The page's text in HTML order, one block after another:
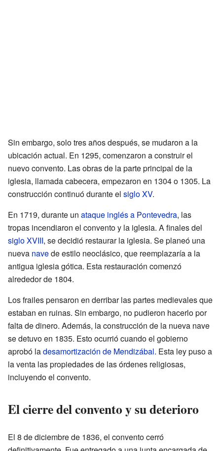
Sin embargo, solo tres años después, se mudaron a la
ubicación actual. En 1295, comenzaron a construir el
nuevo convento. Las obras de la parte principal de la
iglesia, llamada cabecera, empezaron en 1304 o 1305. La
construcción continuó durante el siglo XV.
En 1719, durante un ataque inglés a Pontevedra, las
tropas incendiaron el convento y la iglesia. A finales del
siglo XVIII, se decidió restaurar la iglesia. Se planeó una
nueva navede estilo neoclásico, que reemplazaría a la
antigua iglesia gótica. Esta restauración comenzó
alrededor de 1804.
Los frailes pensaron en derribar las partes medievales que
estaban en ruinas. Sin embargo, no pudieron hacerlo por
falta de dinero. Además, la construcción de la nueva nave
se detuvo en 1835. Esto ocurrió cuando el gobierno
aprobó ladesamortización de Mendizábal. Esta ley puso a
la venta las propiedades de las órdenes religiosas,
incluyendo el convento.
El cierre del convento y su deterioro
El 8 de diciembre de 1836, el convento cerró